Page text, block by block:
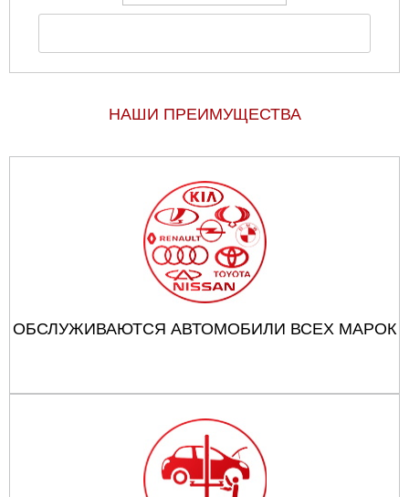
НАШИ ПРЕИМУЩЕСТВА
ОБСЛУЖИВАЮТСЯ АВТОМОБИЛИ ВСЕХ МАРОК